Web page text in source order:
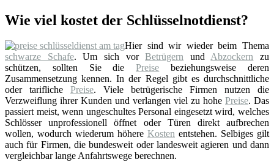
Wie viel kostet der Schlüsselnotdienst?
Hier sind wir wieder beim Thema
schwarze Schafe. Um sich vorBetrügern undAbzockern zu
schützen, sollten Sie diePreise beziehungsweise deren
Zusammensetzung kennen. In der Regel gibt es durchschnittliche
oder tarifliche Preise. Viele betrügerische Firmen nutzen die
Verzweiflung ihrer Kunden und verlangen viel zu hohe Preise. Das
passiert meist, wenn ungeschultes Personal eingesetzt wird, welches
Schlösser unprofessionell öffnet oder Türen direkt aufbrechen
wollen, wodurch wiederum höhere Kosten entstehen. Selbiges gilt
auch für Firmen, die bundesweit oder landesweit agieren und dann
vergleichbar lange Anfahrtswege berechnen.